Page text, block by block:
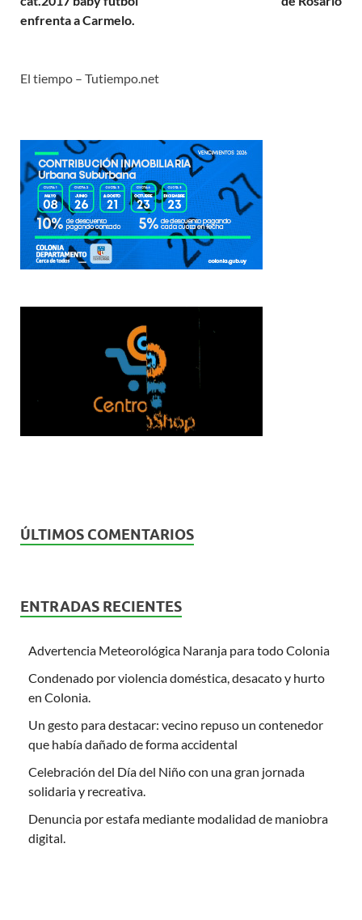
enfrenta a Carmelo.
El tiempo – Tutiempo.net
ÚLTIMOS COMENTARIOS
ENTRADAS RECIENTES
Advertencia Meteorológica Naranja para todo Colonia
Condenado por violencia doméstica, desacato y hurto
en Colonia.
Un gesto para destacar: vecino repuso un contenedor
que había dañado de forma accidental
Celebración del Día del Niño con una gran jornada
solidaria y recreativa.
Denuncia por estafa mediante modalidad de maniobra
digital.